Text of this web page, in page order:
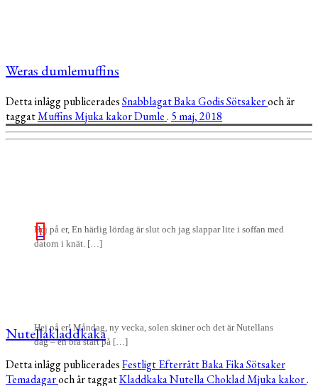
Hej på er, En härlig lördag är slut och jag slappar lite i soffan med
datorn i knät. […]
Weras dumlemuffins
Detta inlägg publiceradesSnabblagatBakaGodisSötsakeroch är
taggatMuffinsMjuka kakorDumle. 5 maj, 2018
1
Hej på er! Måndag, ny vecka, solen skiner och det är Nutellans
dag – en bra start på […]
Nutellakladdkaka
Detta inlägg publiceradesFestligtEfterrättBakaFikaSötsaker
Temadagaroch är taggatKladdkakaNutellaChokladMjuka kakor.